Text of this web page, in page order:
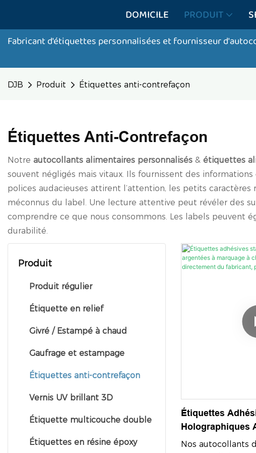
DOMICILE PRODUIT
Fabricant d'étiquettes personnalisées et fournisseur
DJB Produit Étiquettes anti-contrefaçon
Étiquettes Anti-Contrefaçon
Notre autocollants alimentaires personnalisés & étiquettes
souvent négligés mais vitaux. Ils fournissent des
polices audacieuses attirent l’attention, les petits
méconnus du label. Une lecture attentive peut révéler des
comprendre ce que nous consommons. Les labels peuvent
durabilité.
Produit
Produit régulier
Étiquette en relief
Givré / Estampé à chaud
Gaufrage et estampage
Étiquettes anti-contrefaçon
Vernis UV brillant 3D
Étiquette multicouche double
Étiquettes en résine époxy
Étiquettes
Holographiques
Marquage À
Nos autocollants